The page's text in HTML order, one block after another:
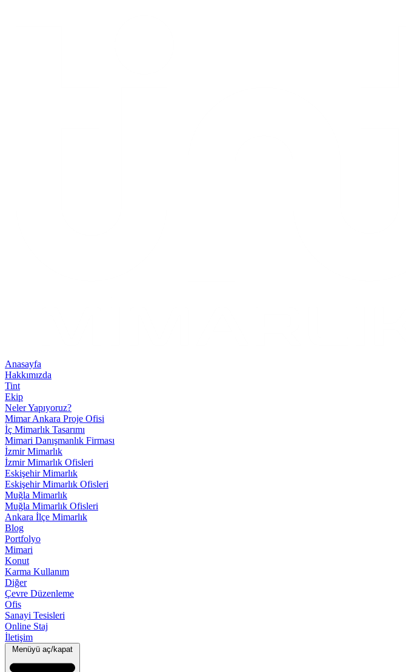
Anasayfa
Hakkımızda
Tint
Ekip
Neler Yapıyoruz?
Mimar Ankara Proje Ofisi
İç Mimarlık Tasarımı
Mimari Danışmanlık Firması
İzmir Mimarlık
İzmir Mimarlık Ofisleri
Eskişehir Mimarlık
Eskişehir Mimarlık Ofisleri
Muğla Mimarlık
Muğla Mimarlık Ofisleri
Ankara İlçe Mimarlık
Blog
Portfolyo
Mimari
Konut
Karma Kullanım
Diğer
Çevre Düzenleme
Ofis
Sanayi Tesisleri
Online Staj
İletişim
Menüyü aç/kapat